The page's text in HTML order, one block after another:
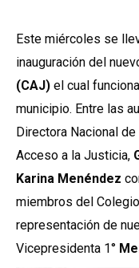
Este miércoles se
inauguración del
(CAJ) el cual
municipio. Entre las
Directora Nacional
Acceso a la Justicia,
Karina Menéndez
miembros del
representación de
Vicepresidenta 1°